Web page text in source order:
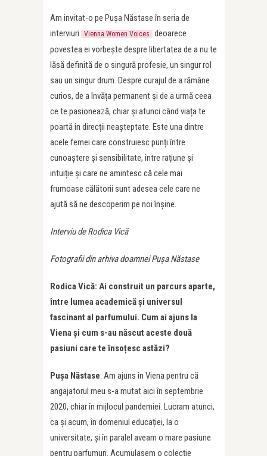
Am invitat-o pe Pușa Năstase în seria de
interviuri
Vienna Women Voices
deoarece
povestea ei vorbește despre libertatea de a nu te
lăsă definită de o singură profesie, un singur rol
sau un singur drum. Despre curajul de a rămâne
curios, de a învăța permanent și de a urmă ceea
ce te pasionează, chiar și atunci când viața te
poartă în direcții neașteptate. Este una dintre
acele femei care construiesc punți între
cunoaștere și sensibilitate, între rațiune și
intuiție și care ne amintesc că cele mai
frumoase călătorii sunt adesea cele care ne
ajută să ne descoperim pe noi înșine.
Interviu de Rodica Vică
Fotografii din arhiva doamnei Pușa Năstase
Rodica Vică: Ai construit un parcurs aparte,
între lumea academică și universul
fascinant al parfumului. Cum ai ajuns la
Viena și cum s-au născut aceste două
pasiuni care te însoțesc astăzi?
Pușa Năstase: Am ajuns în Viena pentru că
angajatorul meu s-a mutat aici în septembrie
2020, chiar în mijlocul pandemiei. Lucram atunci,
ca și acum, în domeniul educației, la o
universitate, și în paralel aveam o mare pasiune
pentru parfumuri. Acumulasem o colecție